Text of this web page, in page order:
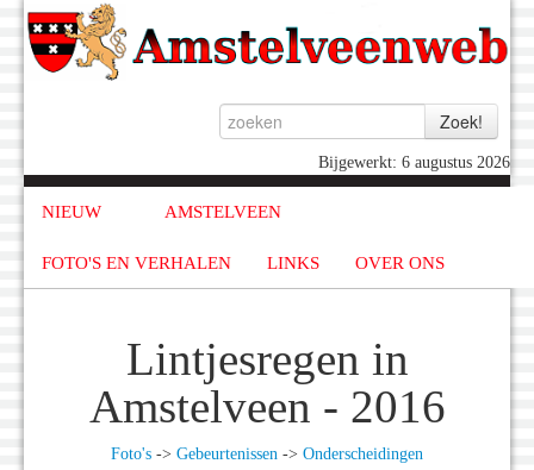
Bijgewerkt: 6 augustus 2026
NIEUW AMSTELVEEN
FOTO'S EN VERHALEN LINKS OVER ONS
Lintjesregen in
Amstelveen - 2016
Foto's -> Gebeurtenissen -> Onderscheidingen